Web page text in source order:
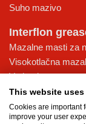
Suho mazivo
Interflon
Mazalne masti za
Visokotlačna
Vodoodporna mast
Večnamenska
Knowledge
This website
Cookies are important
improve your user